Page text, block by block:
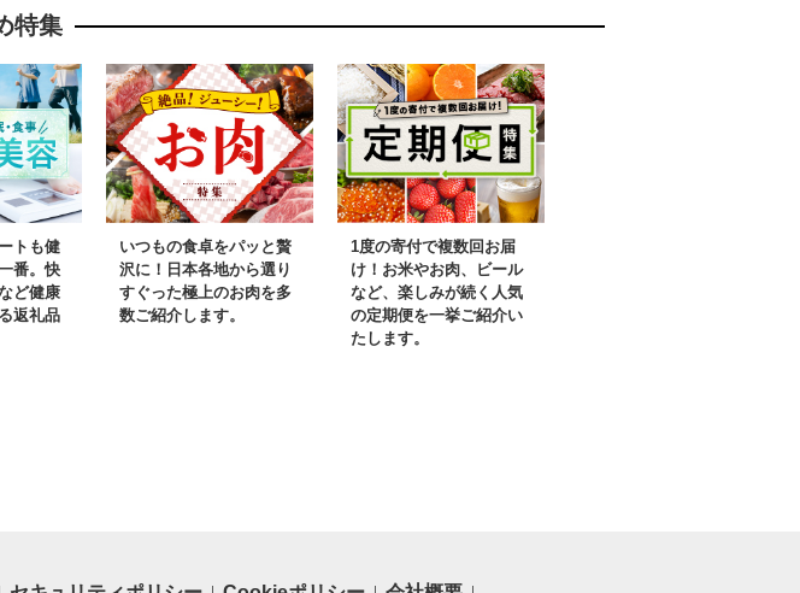
特集
トも健
番。快
ど健康
返礼品
いつもの食卓をパッと贅
沢に！日本各地から選り
すぐった極上のお肉を多
数ご紹介します。
1度の寄付で複数回お届
け！お米やお肉、ビール
など、楽しみが続く人気
の定期便を一挙ご紹介い
たします。